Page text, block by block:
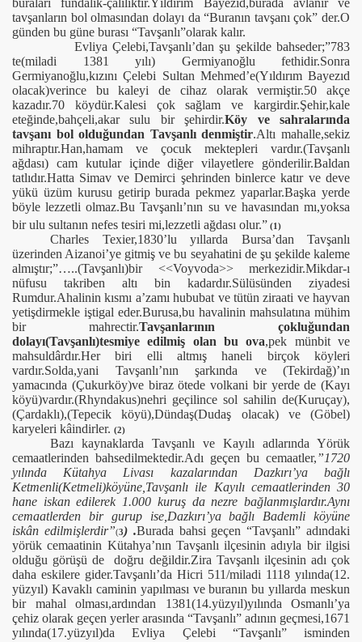
buraları fundalık-çalılıktır.Yıldırım Bayezıd,burada avlanır ve
tavşanların bol olmasından dolayı da “Buranın tavşanı çok” der.O
günden bu güne burası “Tavşanlı”olarak kalır.
Evliya Çelebi,Tavşanlı’dan şu şekilde bahseder;”783
te(miladi 1381 yılı) Germiyanoğlu fethidir.Sonra
Germiyanoğlu,kızını Çelebi Sultan Mehmed’e(Yıldırım Bayezıd
olacak)verince bu kaleyi de cihaz olarak vermiştir.50 akçe
kazadır.70 köydür.Kalesi çok sağlam ve kargirdir.Şehir,kale
eteğinde,bahçeli,akar sulu bir şehirdir.Köy ve sahralarında
tavşanı bol olduğundan Tavşanlı denmiştir.Altı mahalle,sekiz
mihraptır.Han,hamam ve çocuk mektepleri vardır.(Tavşanlı
ağdası) cam kutular içinde diğer vilayetlere gönderilir.Baldan
tatlıdır.Hatta Simav ve Demirci şehrinden binlerce katır ve deve
yükü üzüm kurusu getirip burada pekmez yaparlar.Başka yerde
böyle lezzetli olmaz.Bu Tavşanlı’nın su ve havasından mı,yoksa
bir ulu sultanın nefes tesiri mi,lezzetli ağdası olur.” (1)
Charles Texier,1830’lu yıllarda Bursa’dan Tavşanlı
üzerinden Aizanoi’ye gitmiş ve bu seyahatini de şu şekilde kaleme
almıştır;”…..(Tavşanlı)bir <<Voyvoda>> merkezidir.Mikdar-ı
nüfusu takriben altı bin kadardır.Sülüsünden ziyadesi
Rumdur.Ahalinin kısmı a’zamı hububat ve tütün ziraati ve hayvan
yetişdirmekle iştigal eder.Burusa,bu havalinin mahsulatına mühim
bir mahrectir.Tavşanlarının çokluğundan
dolayı(Tavşanlı)tesmiye edilmiş olan bu ova,pek münbit ve
mahsuldârdır.Her biri elli altmış haneli birçok köyleri
vardır.Solda,yani Tavşanlı’nın şarkında ve (Tekirdağ)’ın
yamacında (Çukurköy)ve biraz ötede volkani bir yerde de (Kayı
köyü)vardır.(Rhyndakus)nehri geçilince sol sahilin de(Kuruçay),
(Çardaklı),(Tepecik köyü),Dündaş(Dudaş olacak) ve (Göbel)
karyeleri kâindirler. (2)
Bazı kaynaklarda Tavşanlı ve Kayılı adlarında Yörük
cemaatlerinden bahsedilmektedir.Adı geçen bu cemaatler,”1720
yılında Kütahya Livası kazalarından Dazkırı’ya bağlı
Ketmenli(Ketmeli)köyüne,Tavşanlı ile Kayılı cemaatlerinden 30
hane iskan edilerek 1.000 kuruş da nezre bağlanmışlardır.Aynı
cemaatlerden bir gurup ise,Dazkırı’ya bağlı Bademli köyüne
iskân edilmişlerdir”(3) .Burada bahsi geçen “Tavşanlı” adındaki
yörük cemaatinin Kütahya’nın Tavşanlı ilçesinin adıyla bir ilgisi
olduğu görüşü de
doğru değildir.Zira Tavşanlı ilçesinin adı çok
daha eskilere gider.Tavşanlı’da Hicri 511/miladi 1118 yılında(12.
yüzyıl) Kavaklı caminin yapılması ve buranın bu yıllarda meskun
bir mahal olması,ardından 1381(14.yüzyıl)yılında Osmanlı’ya
çehiz olarak geçen yerler arasında “Tavşanlı” adının geçmesi,1671
yılında(17.yüzyıl)da Evliya Çelebi “Tavşanlı” isminden